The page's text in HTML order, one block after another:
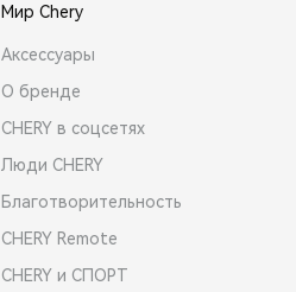
Мир Chery
Аксессуары
О бренде
CHERY в соцсетях
Люди CHERY
Благотворительность
CHERY Remote
CHERY и СПОРТ